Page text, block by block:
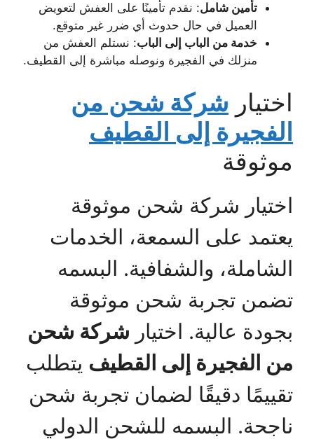
تأمين شامل: نقدم تأمينًا على العفش لتعويض
العميل في حال حدوث أي ضرر غير متوقع.
خدمة من الباب إلى الباب: نستلم العفش من
منزلك في الفجيرة ونوصله مباشرة إلى القطيف.
اختيار شركة شحن من
الفجيرة إلى القطيف
موثوقة
اختيار شركة شحن موثوقة
يعتمد على السمعة، الخدمات
الشاملة، والشفافية. البسمه
تضمن تجربة شحن موثوقة
بجودة عالية. اختيار شركة شحن
من الفجيرة إلى القطيف يتطلب
تقييمًا دقيقًا لضمان تجربة شحن
ناجحة. البسمه للشحن الدولي